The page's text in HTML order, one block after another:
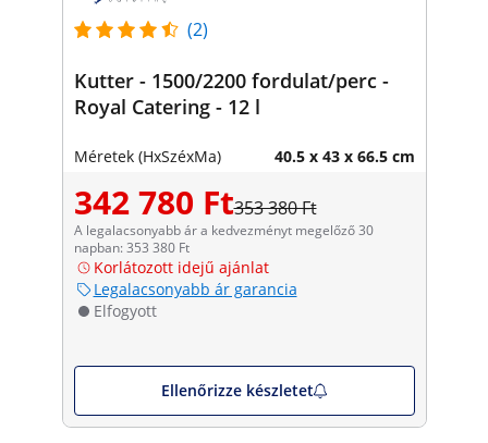
(2)
Kutter - 1500/2200 fordulat/perc -
Royal Catering - 12 l
Méretek (HxSzéxMa) 40.5 x 43 x 66.5 cm
342 780 Ft353 380 Ft
A legalacsonyabb ár a kedvezményt megelőző 30
napban: 353 380 Ft
Korlátozott idejű ajánlat
Legalacsonyabb ár garancia
Elfogyott
Ellenőrizze készletet